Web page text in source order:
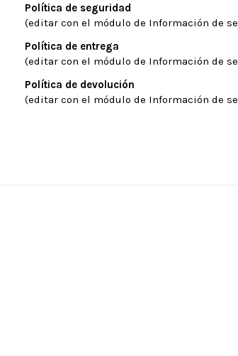
Política de seguridad
(editar con el módulo de Información de
Política de entrega
(editar con el módulo de Información de
Política de devolución
(editar con el módulo de Información de